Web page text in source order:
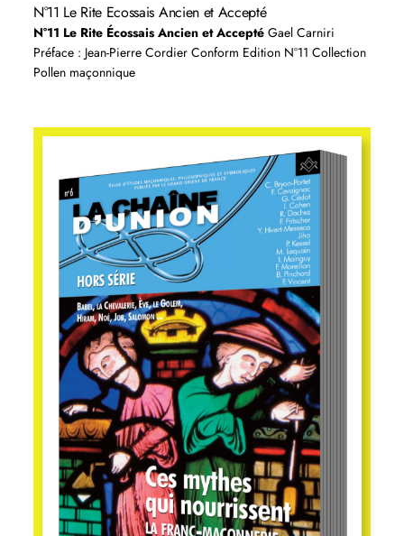
N°11 Le Rite Ecossais Ancien et Accepté
N°11 Le Rite Écossais Ancien et Accepté Gael Carniri
Préface : Jean-Pierre Cordier Conform Edition N°11 Collection
Pollen maçonnique